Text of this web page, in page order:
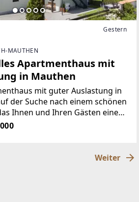
Gestern
MAUTHEN
Apartmenthaus mit
in Mauthen
mit guter Auslastung in
der Suche nach einem schönen
Ihnen und Ihren Gästen eine
interessante Rendite und ideale
dieses Apartmenthaus
Weiter